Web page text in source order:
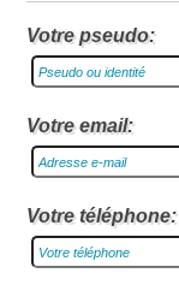
Votre pseudo:
Votre email:
Votre téléphone: